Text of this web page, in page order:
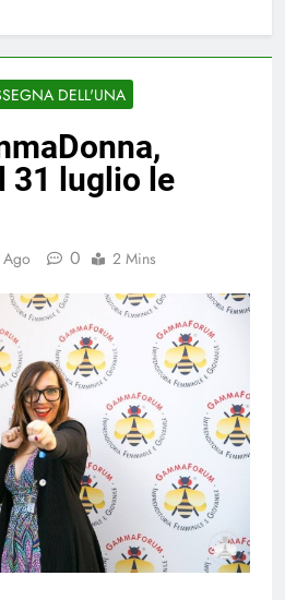
DELL'UNA
31 luglio le
0 2 Mins